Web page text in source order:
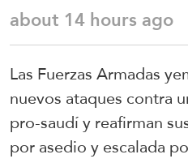
about 14 hours ago
Las Fuerzas Armadas
nuevos ataques contra
pro-saudí y reafirman
por asedio y escalada